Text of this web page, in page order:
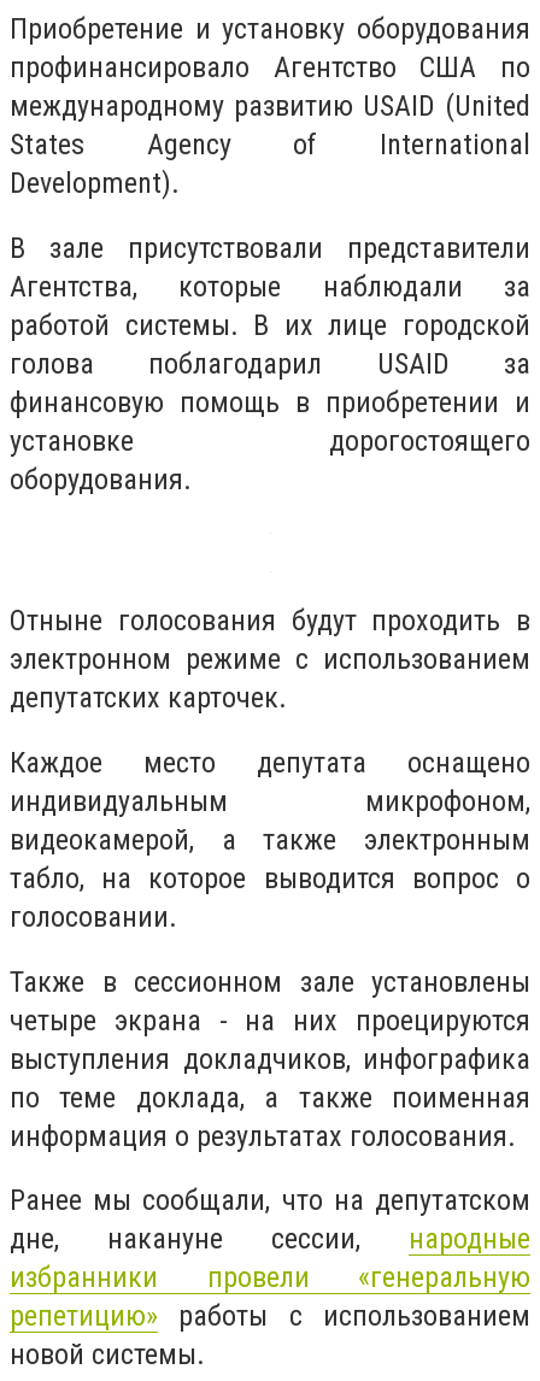
Приобретение и установку оборудования
профинансировало Агентство США по
международному развитию USAID (United
States Agency of International
Development).
В зале присутствовали представители
Агентства, которые наблюдали за
работой системы. В их лице городской
голова поблагодарил USAID за
финансовую помощь в приобретении и
установке дорогостоящего
оборудования.
Отныне голосования будут проходить в
электронном режиме с использованием
депутатских карточек.
Каждое место депутата оснащено
индивидуальным микрофоном,
видеокамерой, а также электронным
табло, на которое выводится вопрос о
голосовании.
Также в сессионном зале установлены
четыре экрана - на них проецируются
выступления докладчиков, инфографика
по теме доклада, а также поименная
информация о результатах голосования.
Ранее мы сообщали, что на депутатском
дне, накануне сессии, народные
избранники провели «генеральную
репетицию» работы с использованием
новой системы.